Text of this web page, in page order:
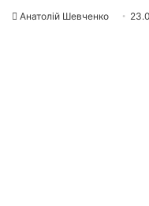
Анатолій Шевченко